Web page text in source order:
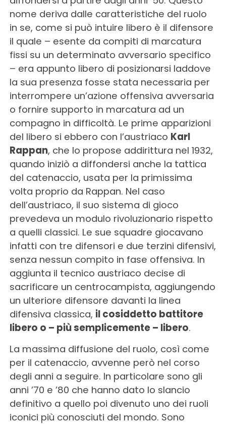
nome deriva dalle caratteristiche del ruolo
in se, come si può intuire libero è il difensore
il quale – esente da compiti di marcatura
fissi su un determinato avversario specifico
– era appunto libero di posizionarsi laddove
la sua presenza fosse stata necessaria per
interrompere un’azione offensiva avversaria
o fornire supporto in marcatura ad un
compagno in difficoltà. Le prime apparizioni
del libero si ebbero con l’austriaco Karl
Rappan, che lo propose addirittura nel 1932,
quando iniziò a diffondersi anche la tattica
del catenaccio, usata per la primissima
volta proprio da Rappan. Nel caso
dell’austriaco, il suo sistema di gioco
prevedeva un modulo rivoluzionario rispetto
a quelli classici. Le sue squadre giocavano
infatti con tre difensori e due terzini difensivi,
senza nessun compito in fase offensiva. In
aggiunta il tecnico austriaco decise di
sacrificare un centrocampista, aggiungendo
un ulteriore difensore davanti la linea
difensiva classica, il cosiddetto battitore
libero o – più semplicemente – libero.
La massima diffusione del ruolo, così come
per il catenaccio, avvenne però nel corso
degli anni a seguire. In particolare sono gli
anni ’70 e ’80 che hanno dato lo slancio
definitivo a quello poi divenuto uno dei ruoli
iconici più conosciuti del mondo. Sono